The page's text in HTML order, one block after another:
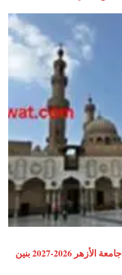
جميع توقعات تنسيق كليات جامعة الأزهر 2026-2027 بنين